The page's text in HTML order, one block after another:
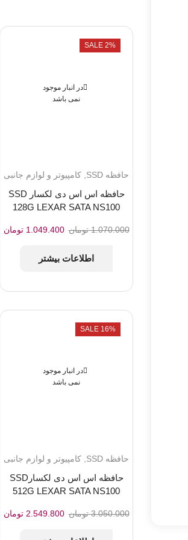
SALE 2%
در انبار موجود
نمی باشد
حافظه SSD , کامپیوتر و لوازم جانبی
حافظه اس اس دی لکسار SSD
128G LEXAR SATA NS100
1.070.000 تومان قیمت
1.049.400 تومان
اطلاعات بیشتر
SALE 16%
در انبار موجود
نمی باشد
حافظه SSD کامپیوتر و لوازم جانبی
حافظه اس اس دی لکسارSSD
512G LEXAR SATA NS100
3.050.000 تومان قیمت
2.549.800 تومان